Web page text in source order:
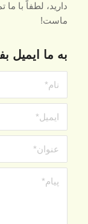
دارید، لطفاً با
ماست!
به ما ایمیل